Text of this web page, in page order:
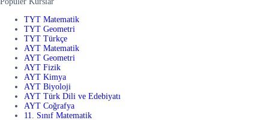
TYT Matematik
TYT Geometri
TYT Türkçe
AYT Matematik
AYT Geometri
AYT Fizik
AYT Kimya
AYT Biyoloji
AYT Türk Dili ve Edebiyatı
AYT Coğrafya
11. Sınıf Matematik